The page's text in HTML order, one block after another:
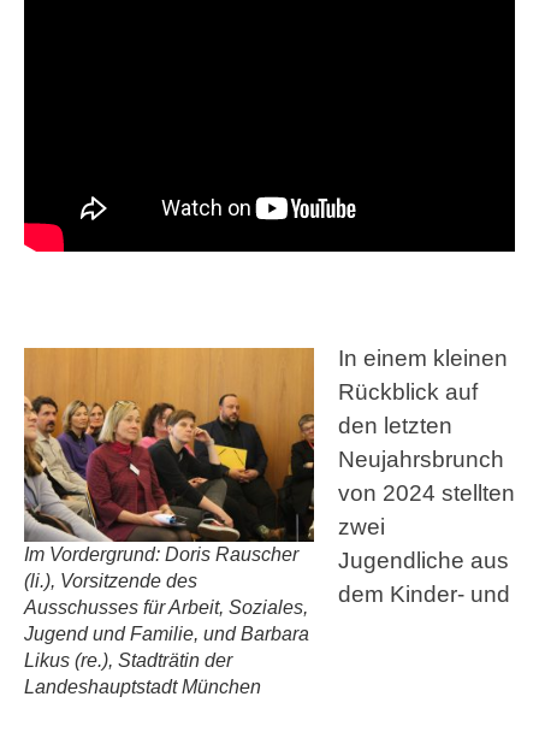
Im Vordergrund: Doris Rauscher
(li.), Vorsitzende des
Ausschusses für Arbeit, Soziales,
Jugend und Familie, und Barbara
Likus (re.), Stadträtin der
Landeshauptstadt München
In einem kleinen
Rückblick auf
den letzten
Neujahrsbrunch
von 2024 stellten
zwei
Jugendliche aus
dem Kinder- und